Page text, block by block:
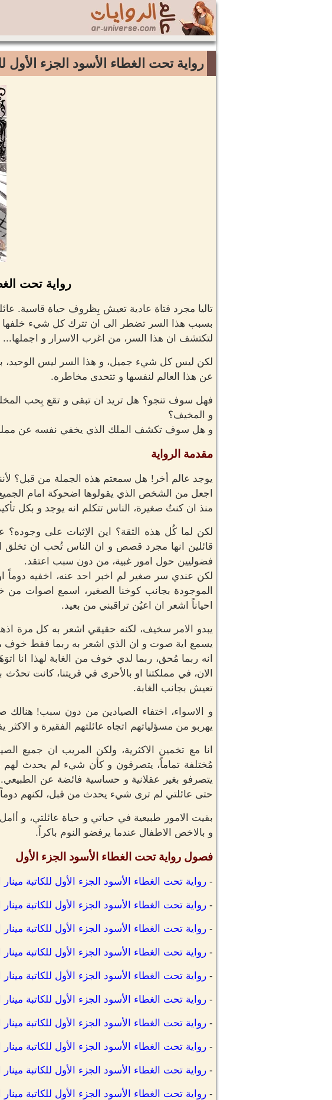
رواية تحت الغطاء الأسود الجزء الأول
رواية تحت
تاليا مجرد فتاة عادية تعيش بِظروف حياة قاسية.
بسبب هذا السر تضطر الى ان تترك كل شيء خلفها و
لتكتشف ان هذا السر، من اغرب الاسرار و اجملها...
لكن ليس كل شيء جميل، و هذا السر ليس
عن هذا العالم لنفسها و تتحدى مخاطره.
فهل سوف تنجو؟ هل تريد ان تبقى و تقع بِحب
و المخيف؟
و هل سوف تكشف الملك الذي يخفي نفسه عن
مقدمة الرواية
يوجد عالم أخر! هل سمعتم هذه الجملة من قبل؟
اجعل من الشخص الذي يقولوها اضحوكة امام
منذ ان كنتُ صغيرة، الناس تتكلم انه يوجد و بكل
لكن لما كُل هذه الثقة؟ اين الاِثبات على
قائلين انها مجرد قصص و ان الناس تُحب ان تخلق
فضوليين حول امور غبية، من دون سبب اعتقد.
لكن عندي سر صغير لم اخبر احد عنه، اخفيه دوماً او
الموجودة بجانب كوخنا الصغير، اسمع اصوات
احياناً اشعر ان اعيُن تراقبني من بعيد.
يبدو الامر سخيف، لكنه حقيقي اشعر به كل مرة
يسمع اية صوت و ان الذي اشعر به ربما فقط خوف من
انه ربما مُحق، ربما لدي خوف من الغابة لهذا انا
الان، في مملكتنا او بالأحرى في قريتنا، كانت
تعيش بجانب الغابة.
و الاسواء، اختفاء الصيادين من دون سبب! هنالك
يهربو من مسؤلياتهم اتجاه عائلتهم الفقيرة و
انا مع تخمين الاكثرية، ولكن المريب ان جميع
مُختلفة تماماً، يتصرفون و كأن شيء لم يحدث
يتصرفو بغير عقلانية و حساسية فائضة عن
حتى عائلتي لم ترى شيء يحدث من قبل، لكنهم
بقيت الامور طبيعية في حياتي و حياة عائلتي، و
و بالاخص الاطفال عندما يرفضو النوم باكراً.
فصول رواية تحت الغطاء الأسود الجزء الأول
- رواية تحت الغطاء الأسود الجزء الأول للكاتبة
- رواية تحت الغطاء الأسود الجزء الأول للكاتبة
- رواية تحت الغطاء الأسود الجزء الأول للكاتبة
- رواية تحت الغطاء الأسود الجزء الأول للكاتبة
- رواية تحت الغطاء الأسود الجزء الأول للكاتبة
- رواية تحت الغطاء الأسود الجزء الأول للكاتبة
- رواية تحت الغطاء الأسود الجزء الأول للكاتبة
- رواية تحت الغطاء الأسود الجزء الأول للكاتبة
- رواية تحت الغطاء الأسود الجزء الأول للكاتبة
- رواية تحت الغطاء الأسود الجزء الأول للكاتبة